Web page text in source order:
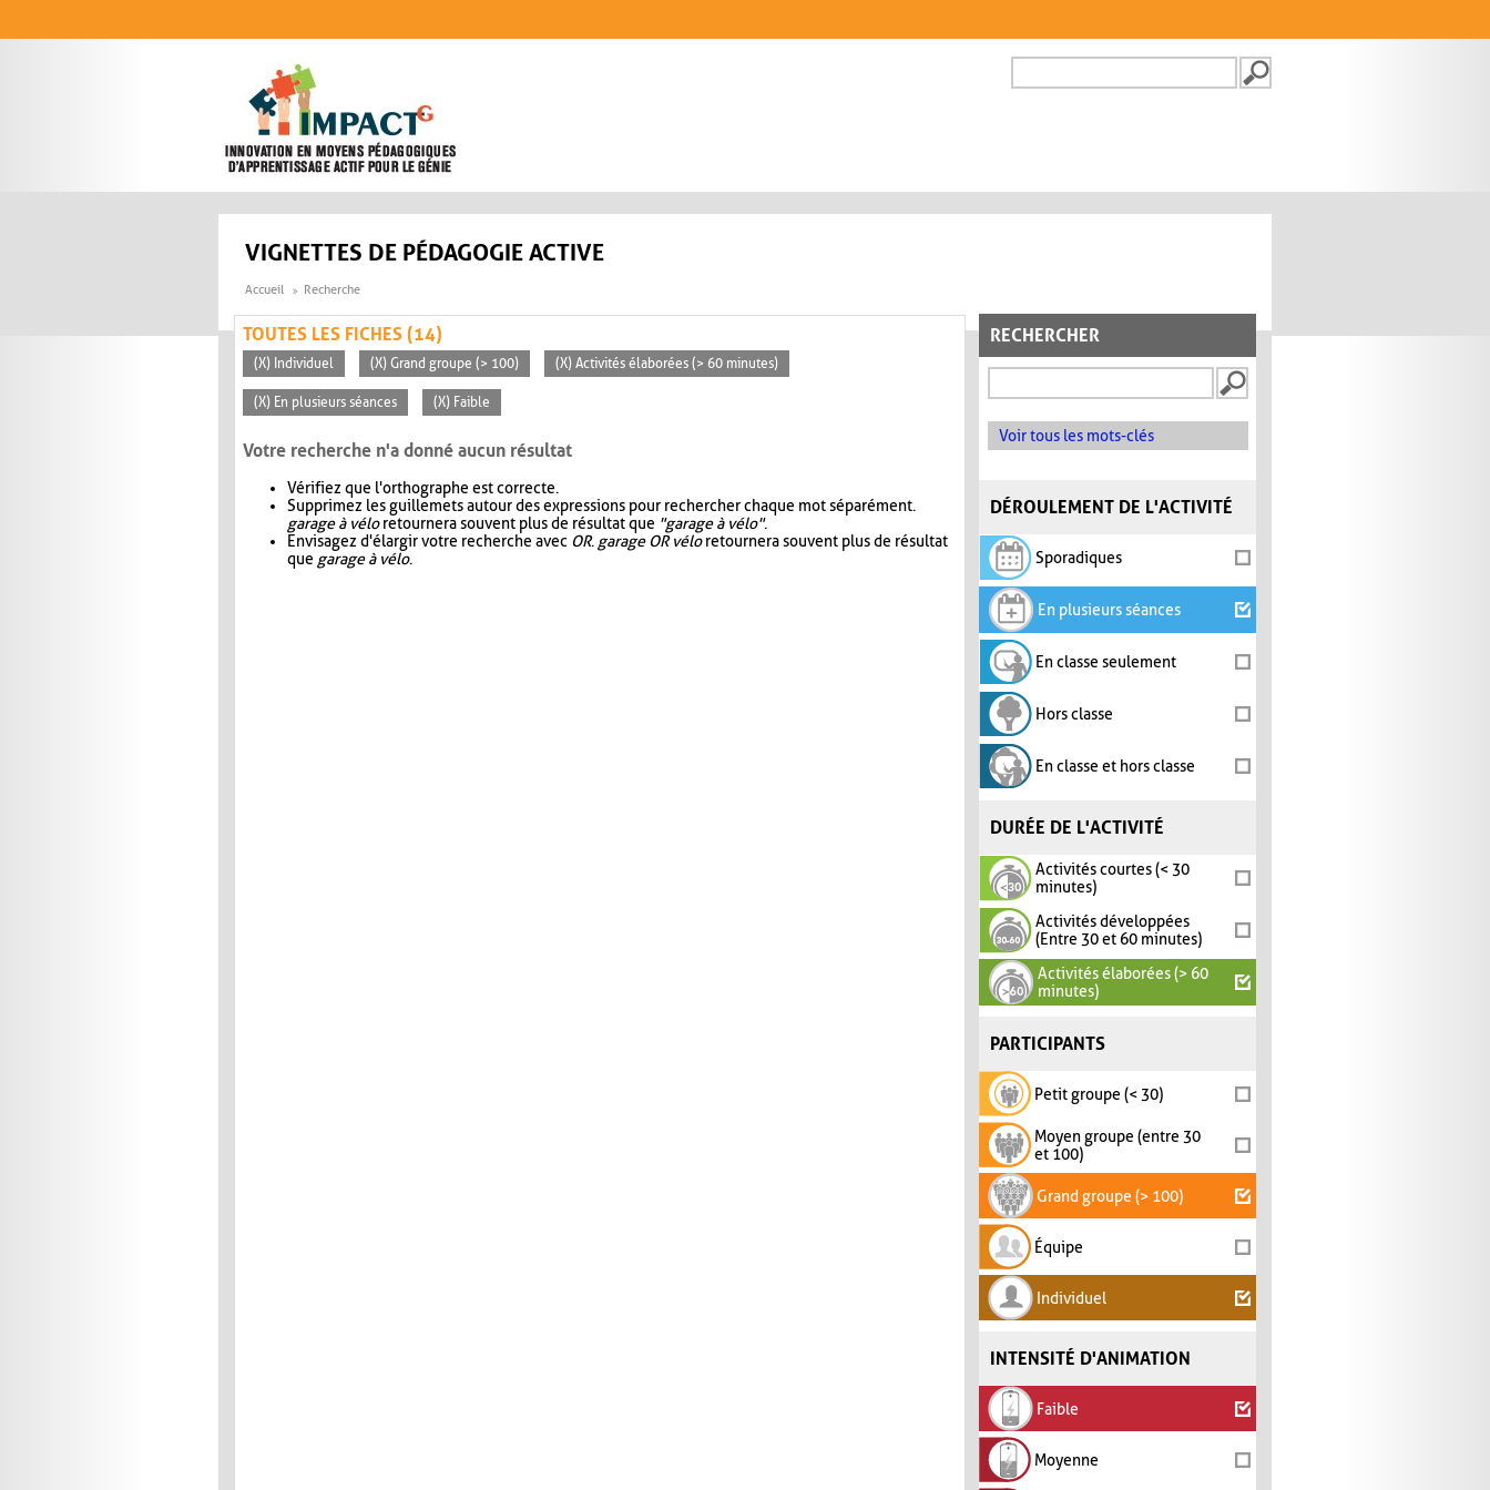
FORMULAIRE DE
VIGNETTES DE PÉDAGOGIE ACTIVE
Accueil Recherche
RECHERCHER
Voir tous les mots-clés
DÉROULEMENT DE L'ACTIVITÉ
Sporadiques
En plusieurs séances
En classe seulement
Hors classe
En classe et hors classe
DURÉE DE L'ACTIVITÉ
Activités courtes (< 30
minutes)
Activités développées
(Entre 30 et 60 minutes)
Activités élaborées (> 60
minutes)
PARTICIPANTS
Petit groupe (< 30)
Moyen groupe (entre 30
et 100)
Grand groupe (> 100)
Équipe
Individuel
INTENSITÉ D'ANIMATION
Faible
Moyenne
TOUTES LES FICHES (14)
(X) Individuel (X) Grand groupe (> 100) (X) Activités élaborées (> 60 minutes)
(X) En plusieurs séances (X) Faible
Votre recherche n'a donné aucun résultat
Vérifiez que l'orthographe est correcte.
Supprimez les guillemets autour des expressions pour rechercher chaque mot séparément.
garage à véloretournera souvent plus de résultat que "garage à vélo".
Envisagez d'élargir votre recherche avec OR. garage OR véloretournera souvent plus de résultat
que garage à vélo.